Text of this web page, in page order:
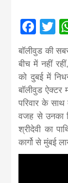
बॉलीवुड की
बीच में नहीं
को दुबई में
बॉलीवुड ऐक्टर
परिवार के
वजह से उनका
श्रीदेवी का
कार्गो से मुंबई